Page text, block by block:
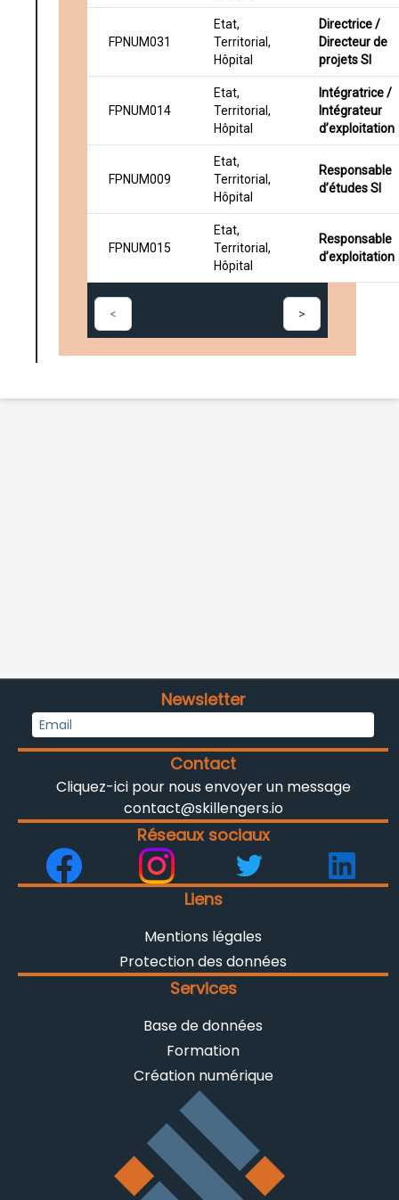
FPNUM031
Etat,
Territorial,
Hôpital
Directrice /
Directeur de
projets SI
FPNUM014
Etat,
Territorial,
Hôpital
Intégratrice /
Intégrateur
d’exploitation
FPNUM009
Etat,
Territorial,
Hôpital
Responsable
d’études SI
FPNUM015
Etat,
Territorial,
Hôpital
Responsable
d’exploitation
< >
Services
Base de données
Formation
Création numérique
Liens
Mentions légales
Protection des données
Réseaux sociaux
Contact
Cliquez-ici pour nous envoyer un message
contact@skillengers.io
Newsletter